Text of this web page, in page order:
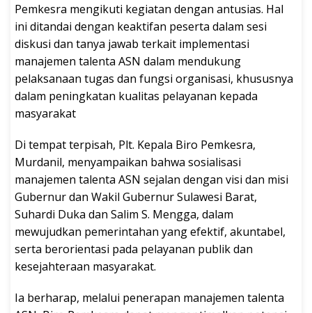
Pemkesra mengikuti kegiatan dengan antusias. Hal
ini ditandai dengan keaktifan peserta dalam sesi
diskusi dan tanya jawab terkait implementasi
manajemen talenta ASN dalam mendukung
pelaksanaan tugas dan fungsi organisasi, khususnya
dalam peningkatan kualitas pelayanan kepada
masyarakat
Di tempat terpisah, Plt. Kepala Biro Pemkesra,
Murdanil, menyampaikan bahwa sosialisasi
manajemen talenta ASN sejalan dengan visi dan misi
Gubernur dan Wakil Gubernur Sulawesi Barat,
Suhardi Duka dan Salim S. Mengga, dalam
mewujudkan pemerintahan yang efektif, akuntabel,
serta berorientasi pada pelayanan publik dan
kesejahteraan masyarakat.
Ia berharap, melalui penerapan manajemen talenta